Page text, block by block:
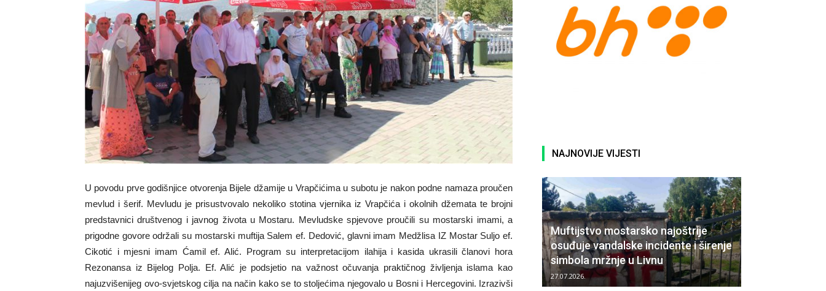
U povodu prve godišnjice otvorenja Bijele džamije u Vrapčićima u subotu je nakon podne namaza proučen
mevlud i šerif. Mevludu je prisustvovalo nekoliko stotina vjernika iz Vrapčića i okolnih džemata te brojni
predstavnici društvenog i javnog života u Mostaru. Mevludske spjevove proučili su mostarski imami, a
prigodne govore održali su mostarski muftija Salem ef. Dedović, glavni imam Medžlisa IZ Mostar Suljo ef.
Cikotić i mjesni imam Ćamil ef. Alić. Program su interpretacijom ilahija i kasida ukrasili članovi hora
Rezonansa iz Bijelog Polja. Ef. Alić je podsjetio na važnost očuvanja praktičnog življenja islama kao
najuzvišenijeg ovo-svjetskog cilja na način kako se to stoljećima njegovalo u Bosni i Hercegovini. Izrazivši
NAJNOVIJE VIJESTI
Muftijstvo mostarsko najoštrije
osuđuje vandalske incidente i širenje
simbola mržnje u Livnu
27.07.2026.